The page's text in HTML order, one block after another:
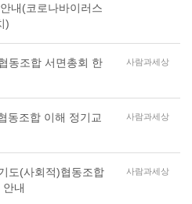
내(코로나바이러스
)
동조합 서면총회 한
사람과세상
동조합 이해 정기교
사람과세상
도(사회적)협동조합
내
사람과세상